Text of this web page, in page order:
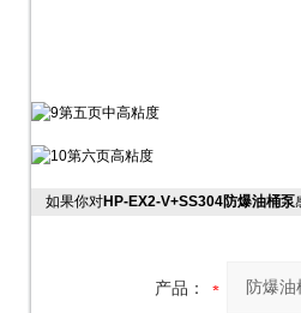
如果你对HP-EX2-V+SS304防爆油桶泵
产品：